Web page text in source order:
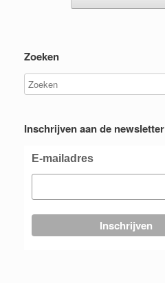
Zoeken
Inschrijven aan de newsletter
E-mailadres